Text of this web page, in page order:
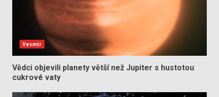
Vesmír
Vědci objevili planety větší než Jupiter s hustotou
cukrové vaty